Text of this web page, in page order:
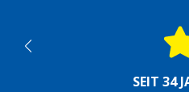
SEIT 34